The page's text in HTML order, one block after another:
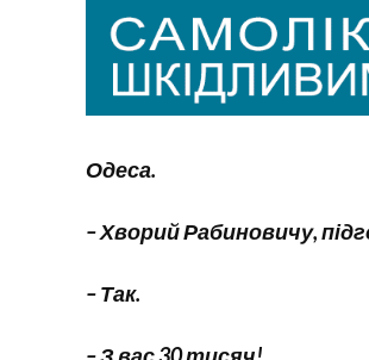
Одеса.
– Хворий Рабиновичу,
– Так.